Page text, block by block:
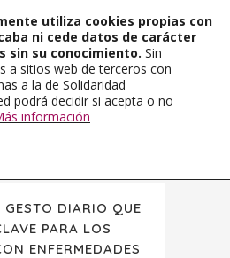
GESTO DIARIO QUE
PARA LOS
ENFERMEDADES
utiliza cookies propias con
ni cede datos de carácter
sin su conocimiento. Sin
a sitios web de terceros con
a la de Solidaridad
podrá decidir si acepta o no
información